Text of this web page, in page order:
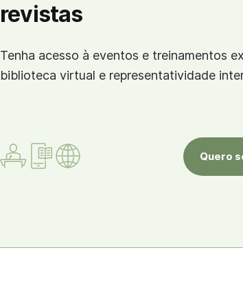
revistas
Tenha acesso à eventos e treinamentos
biblioteca virtual e representatividade
Quero